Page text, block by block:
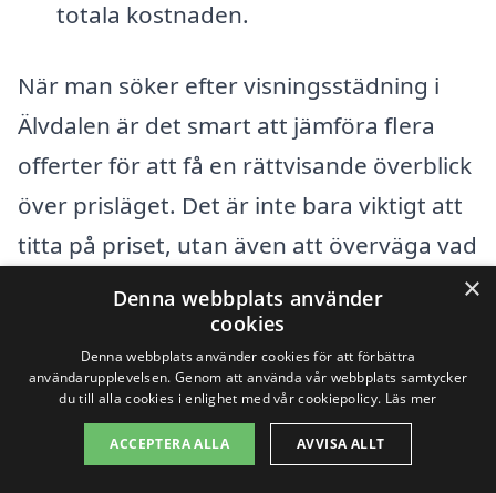
totala kostnaden.
När man söker efter visningsstädning i
Älvdalen är det smart att jämföra flera
offerter för att få en rättvisande överblick
över prisläget. Det är inte bara viktigt att
titta på priset, utan även att överväga vad
som ingår i tjänsten. Genom att använda
en plattform som xn--visningsstdning-
pris-kzb.se kan du enkelt få in flera
offerter från olika städfirmor i området.
På så sätt kan du hitta en lösning som
×
Denna webbplats använder
cookies
Denna webbplats använder cookies för att förbättra
användarupplevelsen. Genom att använda vår webbplats samtycker
du till alla cookies i enlighet med vår cookiepolicy. Läs mer
ACCEPTERA ALLA AVVISA ALLT